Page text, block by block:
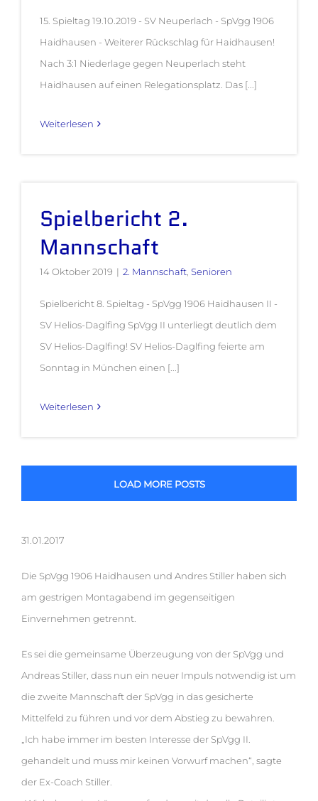
15. Spieltag 19.10.2019 - SV Neuperlach - SpVgg 1906
Haidhausen - Weiterer Rückschlag für Haidhausen!
Nach 3:1 Niederlage gegen Neuperlach steht
Haidhausen auf einen Relegationsplatz. Das [...]
Weiterlesen
Spielbericht 2.
Mannschaft
14 Oktober 2019 | 2. Mannschaft Senioren
Spielbericht 8. Spieltag - SpVgg 1906 Haidhausen II -
SV Helios-Daglfing SpVgg II unterliegt deutlich dem
SV Helios-Daglfing! SV Helios-Daglfing feierte am
Sonntag in München einen [...]
Weiterlesen
LOAD MORE POSTS
31.01.2017
Die SpVgg 1906 Haidhausen und Andres Stiller haben sich
am gestrigen Montagabend im gegenseitigen
Einvernehmen getrennt.
Es sei die gemeinsame Überzeugung von der SpVgg und
Andreas Stiller, dass nun ein neuer Impuls notwendig ist um
die zweite Mannschaft der SpVgg in das gesicherte
Mittelfeld zu führen und vor dem Abstieg zu bewahren.
„Ich habe immer im besten Interesse der SpVgg II.
gehandelt und muss mir keinen Vorwurf machen“, sagte
der Ex-Coach Stiller.